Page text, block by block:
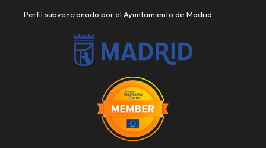
Perfil subvencionado por el Ayuntamiento de Madrid